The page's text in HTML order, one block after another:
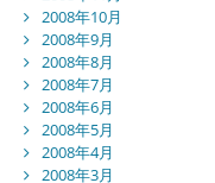
2008年10月
2008年9月
2008年8月
2008年7月
2008年6月
2008年5月
2008年4月
2008年3月